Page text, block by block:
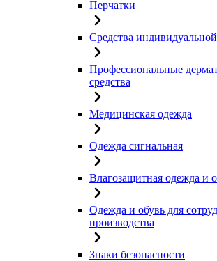
Перчатки
Средства
Профессиональные
средства
Медицинская одежда
Одежда сигнальная
Влагозащитная одежда и
Одежда и обувь для
производства
Знаки безопасности